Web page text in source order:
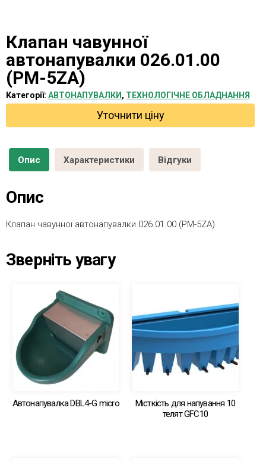
Клапан чавунної
автонапувалки 026.01.00
(РМ-5ZA)
Категорії: AВТОНАПУВАЛКИ , ТЕХНОЛОГІЧНЕ ОБЛАДНАННЯ
Уточнити ціну
Опис Характеристики Відгуки
Опис
Клапан чавунної автонапувалки 026.01.00 (РМ-5ZA)
Зверніть увагу
Автонапувалка DBL4-G micro
Місткість для напування 10
телят GFC10